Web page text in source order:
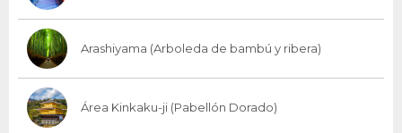
Arashiyama (Arboleda de bambú y ribera)
Área Kinkaku-ji (Pabellón Dorado)